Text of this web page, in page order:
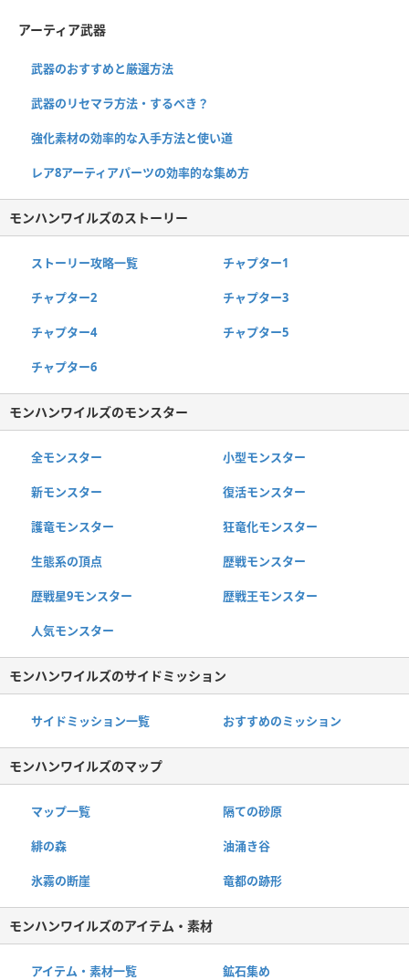
アーティア武器
武器のおすすめと厳選方法
武器のリセマラ方法・するべき？
強化素材の効率的な入手方法と使い道
レア8アーティアパーツの効率的な集め方
モンハンワイルズのストーリー
ストーリー攻略一覧 チャプター1
チャプター2 チャプター3
チャプター4 チャプター5
チャプター6
モンハンワイルズのモンスター
全モンスター 小型モンスター
新モンスター 復活モンスター
護竜モンスター 狂竜化モンスター
生態系の頂点 歴戦モンスター
歴戦星9モンスター 歴戦王モンスター
人気モンスター
モンハンワイルズのサイドミッション
サイドミッション一覧 おすすめのミッション
モンハンワイルズのマップ
マップ一覧 隔ての砂原
緋の森 油涌き谷
氷霧の断崖 竜都の跡形
モンハンワイルズのアイテム・素材
アイテム・素材一覧 鉱石集め